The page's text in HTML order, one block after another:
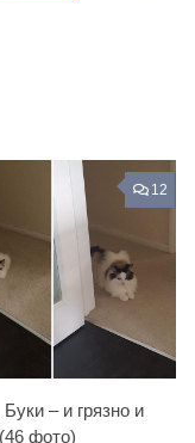
12
– и грязно и
фото)